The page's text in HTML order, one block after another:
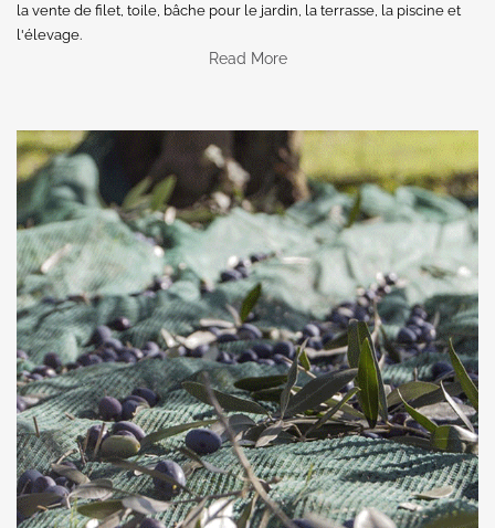
la vente de filet, toile, bâche pour le jardin, la terrasse, la piscine et
l'élevage.
Read More